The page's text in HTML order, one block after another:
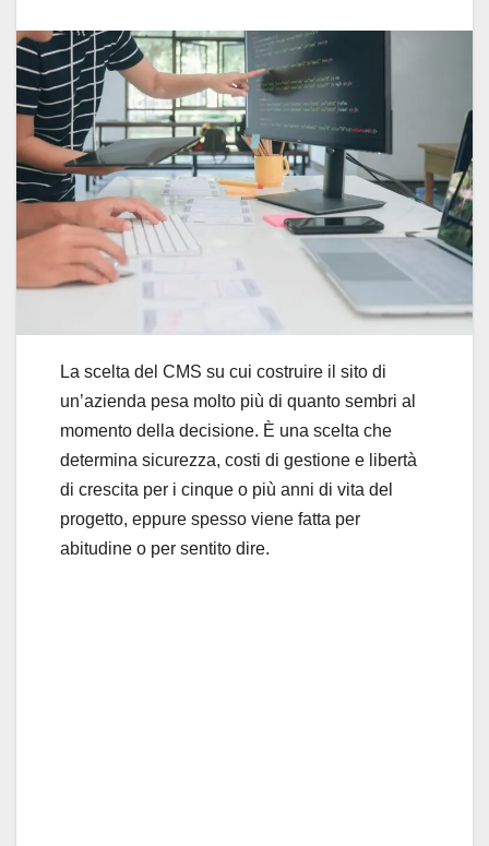
La scelta del CMS su cui costruire il sito di
un’azienda pesa molto più di quanto sembri al
momento della decisione. È una scelta che
determina sicurezza, costi di gestione e libertà
di crescita per i cinque o più anni di vita del
progetto, eppure spesso viene fatta per
abitudine o per sentito dire.